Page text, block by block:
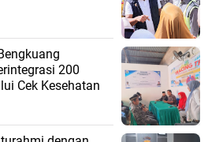
200
Cek Kesehatan